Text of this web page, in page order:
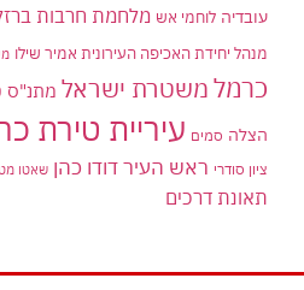
עובדיה לוחמי אש מלחמת חרבות
מנהל יחידת האכיפה העירונית אמיר שילו
כרמלמשטרת ישראל מתנ"ס
הצלה סמים עיריית טירת
ציון סודרי ראש העיר דודו כהן שאטו
תאונת דרכים